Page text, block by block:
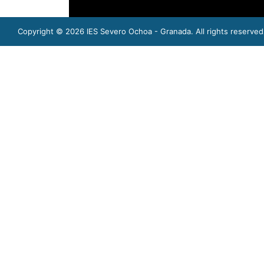
Copyright © 2026 IES Severo Ochoa - Granada. All rights